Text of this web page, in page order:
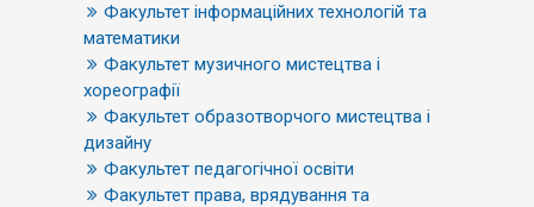
Факультет інформаційних технологій та
математики
Факультет музичного мистецтва і
хореографії
Факультет образотворчого мистецтва і
дизайну
Факультет педагогічної освіти
Факультет права, врядування та